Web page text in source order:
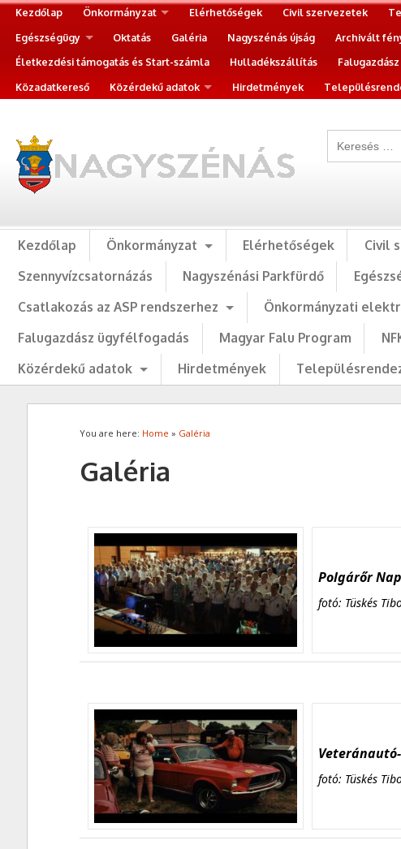
Kezdőlap Önkormányzat Elérhetőségek Civil szervezetek
Egészségügy
Oktatás Galéria Nagyszénás újság Archivált
Életkezdési támogatás és Start-számla
Hulladékszállítás
Közadatkereső
Közérdekű adatok Hirdetmények
Kezdőlap Önkormányzat Elérhetőségek Civil
Szennyvízcsatornázás
Nagyszénási Parkfürdő
Csatlakozás az ASP rendszerhez
Önkormányzati
Falugazdász ügyfélfogadás
Magyar Falu Program
Közérdekű adatok
Hirdetmények
You are here: Home » Galéria
Galéria
Polgárőr
fotó: Tüskés
fotó: Tüskés